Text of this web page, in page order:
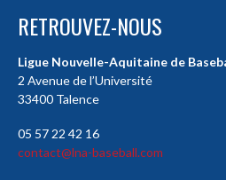
RETROUVEZ-NOUS
Ligue Nouvelle-Aquitaine de
2 Avenue de l’Université
33400 Talence
05 57 22 42 16
contact@lna-baseball.com